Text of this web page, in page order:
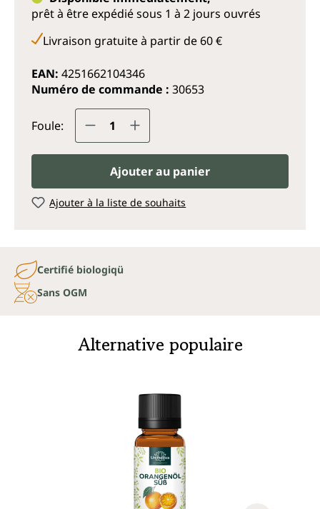
prêt à être expédié sous 1 à 2 jours ouvrés
Livraison gratuite à partir de 60 €
EAN: 4251662104346
Numéro de commande : 30653
Foule: Quantité de produit : Entrez la
Ajouter au panier
Ajouter à la liste de souhaits
Certifié biologiqü
Sans OGM
Alternative populaire